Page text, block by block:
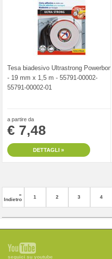
Tesa biadesivo Ultrastrong Powerbond
- 19 mm x 1,5 m - 55791-00002-
55791-00002-01
a partire da
€ 7,48
DETTAGLI »
«
Indietro
1 2 3 4
seguici su youtube